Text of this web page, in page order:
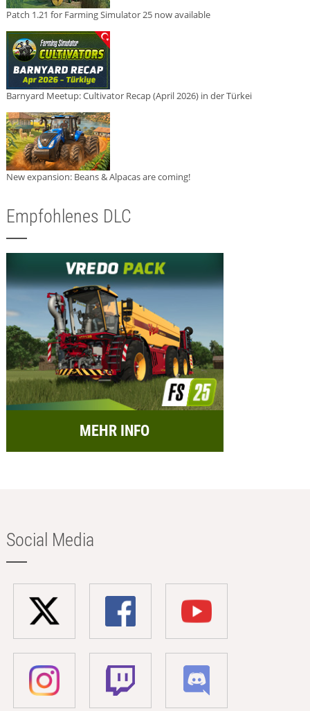
Patch 1.21 for Farming Simulator 25 now available
Barnyard Meetup: Cultivator Recap (April 2026) in der Türkei
New expansion: Beans & Alpacas are coming!
Empfohlenes DLC
MEHR INFO
Social Media